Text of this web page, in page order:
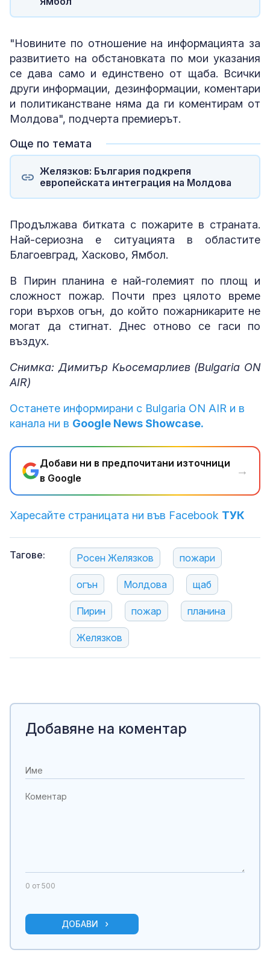
"Новините по отношение на информацията за
развитието на обстановката по мои указания
се дава само и единствено от щаба. Всички
други информации, дезинформации, коментари
и политиканстване няма да ги коментирам от
Молдова", подчерта премиерът.
Още по темата
Желязков: България подкрепя
европейската интеграция на Молдова
Продължава битката с пожарите в страната.
Най-сериозна е ситуацията в областите
Благоевград, Хасково, Ямбол.
В Пирин планина е най-големият по площ и
сложност пожар. Почти през цялото време
гори върхов огън, до който пожарникарите не
могат да стигнат. Днес отново се гаси по
въздух.
Снимка: Димитър Кьосемарлиев (Bulgaria ON
AIR)
Останете информирани с Bulgaria ON AIR и в
канала ни в Google News Showcase.
Добави ни в предпочитани източници
в Google
→
Харесайте страницата ни във Facebook ТУК
Тагове: Росен Желязков пожари
огън Молдова щаб
Пирин пожар планина
Желязков
Добавяне на коментар
0 от 500
ДОБАВИ